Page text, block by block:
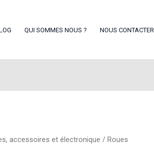
QUI SOMMES NOUS ? NOUS CONTACTER
accessoires et électronique /Roues